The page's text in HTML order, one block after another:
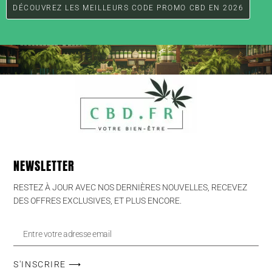
DÉCOUVREZ LES MEILLEURS CODE PROMO CBD EN 2026
NEWSLETTER
RESTEZ À JOUR AVEC NOS DERNIÈRES NOUVELLES, RECEVEZ
DES OFFRES EXCLUSIVES, ET PLUS ENCORE.
S'INSCRIRE ⟶